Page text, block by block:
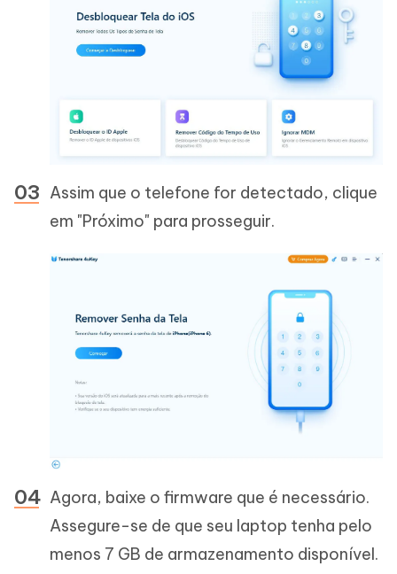
Assim que o telefone for detectado, clique
em "Próximo" para prosseguir.
Agora, baixe o firmware que é necessário.
Assegure-se de que seu laptop tenha pelo
menos 7 GB de armazenamento disponível.